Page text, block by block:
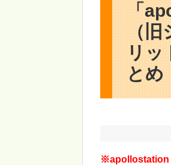
「
（旧
リッ
とめ
※apollostation